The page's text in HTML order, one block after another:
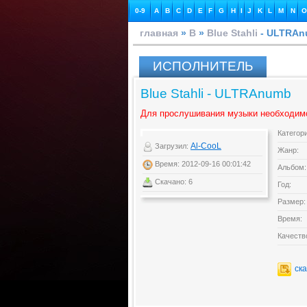
0-9 A B C D E F G H I J K L M N O
главная » B » Blue Stahli -
ИСПОЛНИТЕЛЬ
Blue Stahli - ULTRAnumb
Для прослушивания музыки
Загрузил: Al-CooL
Время: 2012-09-16 00:01:42
Скачано: 6
Жанр:
Альбом:
Год:
Размер:
Время: